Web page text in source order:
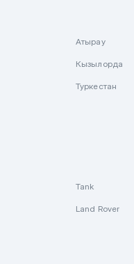
Атырау
Кызылорда
Туркестан
Tank
Land Rover